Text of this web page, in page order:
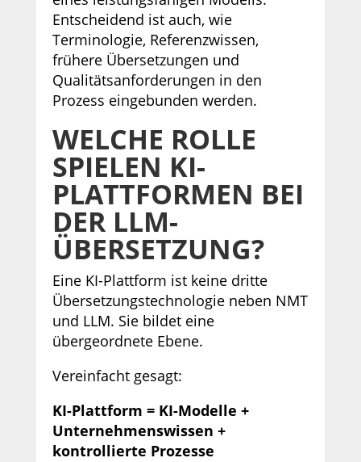
Entscheidend ist auch, wie
Terminologie, Referenzwissen,
frühere Übersetzungen und
Qualitätsanforderungen in den
Prozess eingebunden werden.
WELCHE ROLLE
SPIELEN KI-
PLATTFORMEN BEI
DER LLM-
ÜBERSETZUNG?
Eine KI-Plattform ist keine dritte
Übersetzungstechnologie neben NMT
und LLM. Sie bildet eine
übergeordnete Ebene.
Vereinfacht gesagt:
KI-Plattform = KI-Modelle +
Unternehmenswissen +
kontrollierte Prozesse